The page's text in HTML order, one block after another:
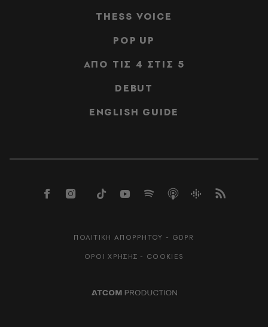
THESS VOICE
POP UP
ΑΠΟ ΤΙΣ 4 ΣΤΙΣ 5
DEBUT
ENGLISH GUIDE
ΠΟΛΙΤΙΚΗ ΑΠΟΡΡΗΤΟΥ - GDPR
ΟΡΟΙ ΧΡΗΣΗΣ - COOKIES